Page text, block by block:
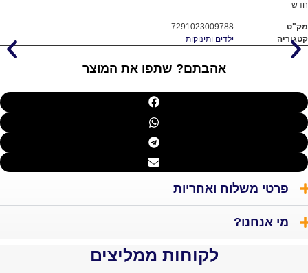
7291023009788
ילדים ותינוקות
אהבתם? שתפו את המוצר
משלוח ואחריות
לקוחות ממליצים